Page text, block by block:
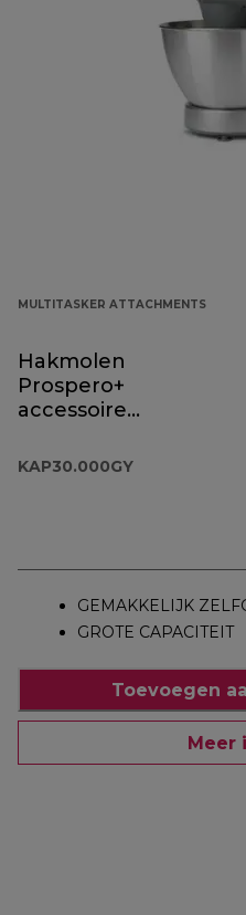
MULTITASKER ATTACHMENTS
Hakmolen
Prospero+
accessoire
KAP30.000GY
GEMAKKELIJK
GROTE CAPACITEIT
Toevoegen
Meer